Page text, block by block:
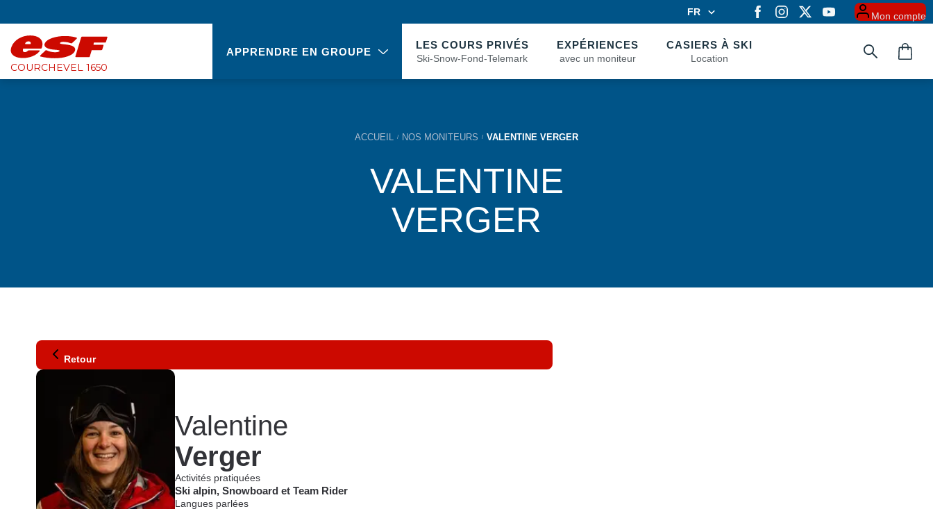
FR
EN
Mon compte
COURCHEVEL 1650
APPRENDRE EN GROUPE
LES COURS PRIVÉS
Ski-Snow-Fond-Telemark
EXPÉRIENCES
avec un moniteur
CASIERS À SKI
Location
ACCUEIL NOS MONITEURS VALENTINE VERGER
VALENTINE
VERGER
Retour
Valentine
Verger
Activités pratiquées
Ski alpin, Snowboard et Team Rider
Langues parlées